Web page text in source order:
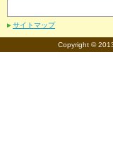
サイトマップ
Copyright ©